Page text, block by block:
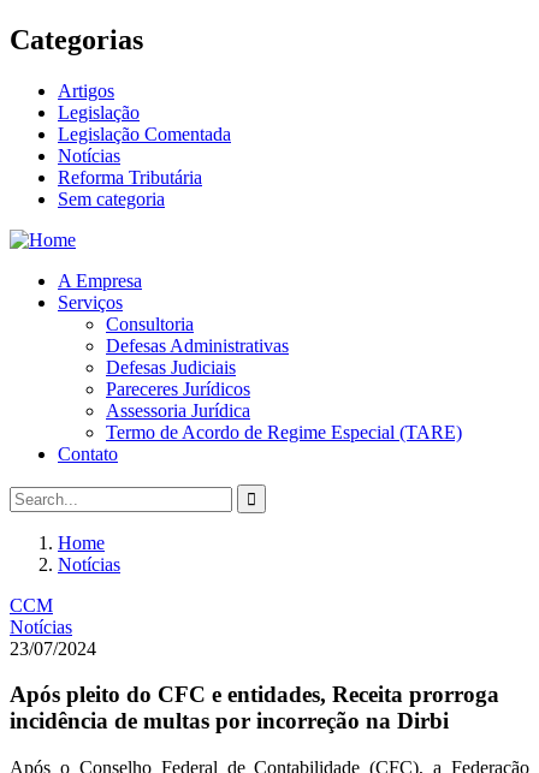
Categorias
Artigos
Legislação
Legislação Comentada
Notícias
Reforma Tributária
Sem categoria
A Empresa
Serviços
Consultoria
Defesas Administrativas
Defesas Judiciais
Pareceres Jurídicos
Assessoria Jurídica
Termo de Acordo de Regime Especial (TARE)
Contato
Home
Notícias
CCM
Notícias
23/07/2024
Após pleito do CFC e entidades, Receita prorroga
incidência de multas por incorreção na Dirbi
Após o Conselho Federal de Contabilidade (CFC), a Federação